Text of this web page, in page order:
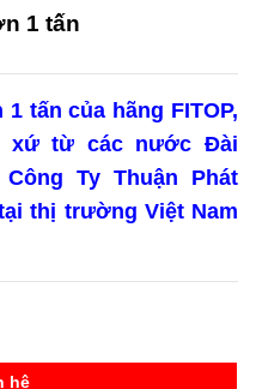
1 tấn
1 tấn của hãng FITOP,
xứ từ các nước Đài
Ty Thuận Phát
thị trường Việt Nam
hệ